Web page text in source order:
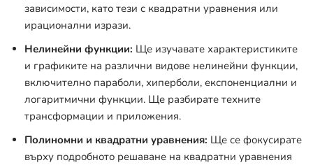
зависимости, като тези с квадратни уравнения или
ирационални изрази.
Нелинейни функции: Ще изучавате характеристиките
и графиките на различни видове нелинейни функции,
включително параболи, хиперболи, експоненциални и
логаритмични функции. Ще разбирате техните
трансформации и приложения.
Полиномни и квадратни уравнения: Ще се фокусирате
върху подробното решаване на квадратни уравнения